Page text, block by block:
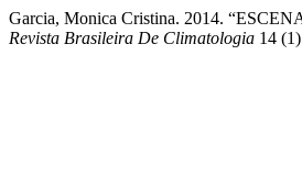
Garcia, Monica Cristina. 2014.
Revista Brasileira De Climatologia 14